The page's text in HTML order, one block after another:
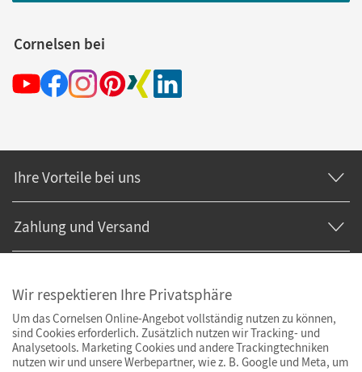
Cornelsen bei
Ihre Vorteile bei uns
Zahlung und Versand
Wir respektieren Ihre Privatsphäre
Um das Cornelsen Online-Angebot vollständig nutzen zu können,
sind Cookies erforderlich. Zusätzlich nutzen wir Tracking- und
Analysetools. Marketing Cookies und andere Trackingtechniken
nutzen wir und unsere Werbepartner, wie z. B. Google und Meta, um